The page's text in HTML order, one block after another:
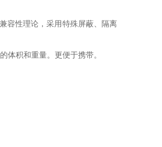
容性理论，采用特殊屏蔽、隔离
体积和重量。更便于携带。